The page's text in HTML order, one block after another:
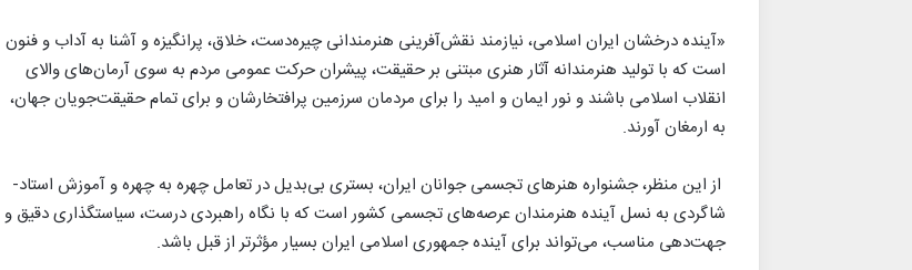
«آینده درخشان ایران اسلامی، نیازمند نقش‌آفرینی هنرمندانی چیره‌دست، خلاق، پرانگیزه و آشنا به آداب و فنون
است که با تولید هنرمندانه آثار هنری مبتنی بر حقیقت، پیشران حرکت عمومی مردم به سوی آرمان‌های والای
انقلاب اسلامی باشند و نور ایمان و امید را برای مردمان سرزمین پرافتخارشان و برای تمام حقیقت‌جویان جهان،
به ارمغان آورند.
از این منظر، جشنواره هنرهای تجسمی جوانان ایران، بستری بی‌بدیل در تعامل چهره به چهره و آموزش استاد-
شاگردی به نسل آینده هنرمندان عرصه‌های تجسمی کشور است که با نگاه راهبردی درست، سیاستگذاری دقیق و
جهت‌دهی مناسب، می‌تواند برای آینده جمهوری اسلامی ایران بسیار مؤثرتر از قبل باشد.